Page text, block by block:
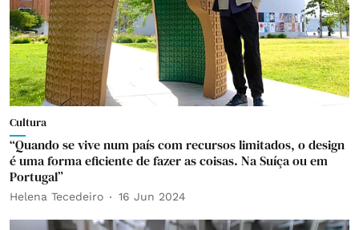
Cultura
“Quando se vive num país com recursos limitados, o design
é uma forma eficiente de fazer as coisas. Na Suíça ou em
Portugal”
Helena Tecedeiro 16 Jun 2024